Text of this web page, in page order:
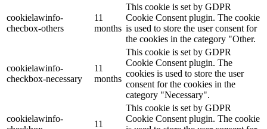
cookielawinfo-
checbox-others
11
months
This cookie is set by GDPR
Cookie Consent plugin. The cookie
is used to store the user consent for
the cookies in the category "Other.
cookielawinfo-
checkbox-necessary
11
months
This cookie is set by GDPR
Cookie Consent plugin. The
cookies is used to store the user
consent for the cookies in the
category "Necessary".
cookielawinfo-
11
This cookie is set by GDPR
Cookie Consent plugin. The cookie